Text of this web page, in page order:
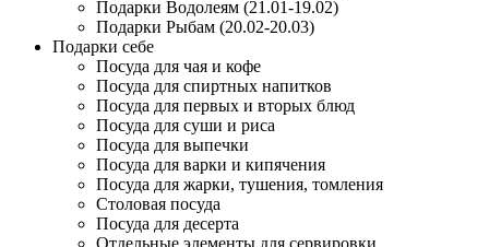
Подарки Водолеям (21.01-19.02)
Подарки Рыбам (20.02-20.03)
Подарки себе
Посуда для чая и кофе
Посуда для спиртных напитков
Посуда для первых и вторых блюд
Посуда для суши и риса
Посуда для выпечки
Посуда для варки и кипячения
Посуда для жарки, тушения, томления
Столовая посуда
Посуда для десерта
Отдельные элементы для сервировки